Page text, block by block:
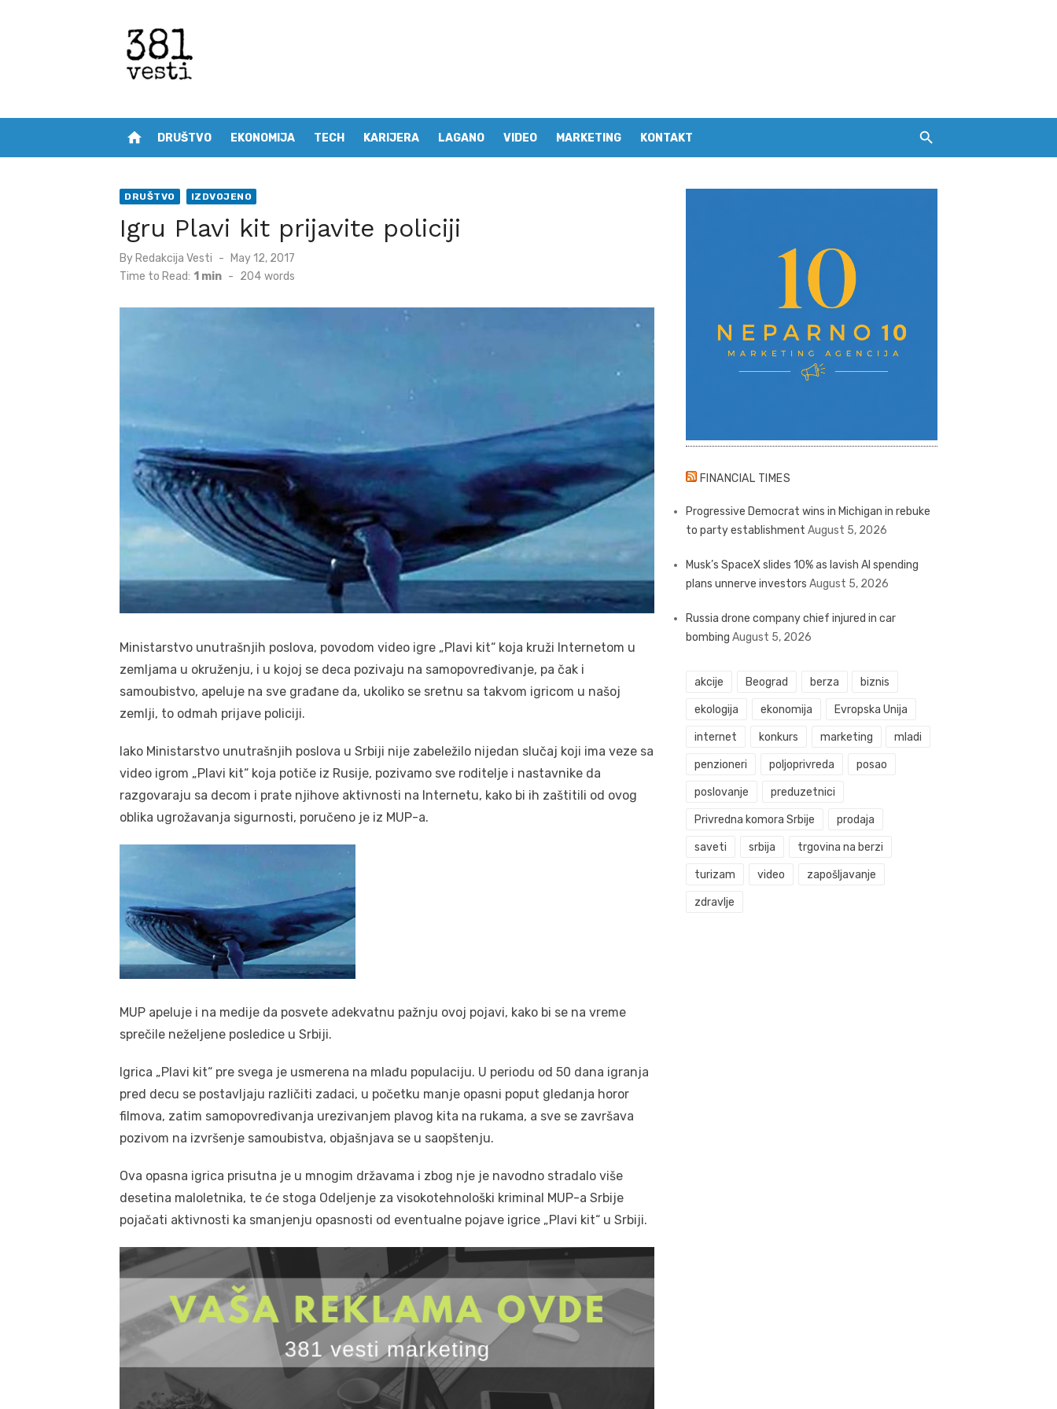
home DRUŠTVO EKONOMIJA TECH KARIJERA LAGANO VIDEO MARKETING KONTAKT
DRUŠTVO IZDVOJENO
Igru Plavi kit prijavite policiji
By Redakcija Vesti
Posted
on
May 12, 2017
Time to Read: 1 min - 204 words
Ministarstvo unutrašnjih poslova, povodom video igre „Plavi kit“ koja kruži Internetom u
zemljama u okruženju, i u kojoj se deca pozivaju na samopovređivanje, pa čak i
samoubistvo, apeluje na sve građane da, ukoliko se sretnu sa takvom igricom u našoj
zemlji, to odmah prijave policiji.
Iako Ministarstvo unutrašnjih poslova u Srbiji nije zabeležilo nijedan slučaj koji ima veze sa
video igrom „Plavi kit“ koja potiče iz Rusije, pozivamo sve roditelje i nastavnike da
razgovaraju sa decom i prate njihove aktivnosti na Internetu, kako bi ih zaštitili od ovog
oblika ugrožavanja sigurnosti, poručeno je iz MUP-a.
MUP apeluje i na medije da posvete adekvatnu pažnju ovoj pojavi, kako bi se na vreme
sprečile neželjene posledice u Srbiji.
Igrica „Plavi kit“ pre svega je usmerena na mlađu populaciju. U periodu od 50 dana igranja
pred decu se postavljaju različiti zadaci, u početku manje opasni poput gledanja horor
filmova, zatim samopovređivanja urezivanjem plavog kita na rukama, a sve se završava
pozivom na izvršenje samoubistva, objašnjava se u saopštenju.
Ova opasna igrica prisutna je u mnogim državama i zbog nje je navodno stradalo više
desetina maloletnika, te će stoga Odeljenje za visokotehnološki kriminal MUP-a Srbije
pojačati aktivnosti ka smanjenju opasnosti od eventualne pojave igrice „Plavi kit“ u Srbiji.
FINANCIAL TIMES
Progressive Democrat wins in Michigan in rebuke
to party establishment August 5, 2026
Musk’s SpaceX slides 10% as lavish AI spending
plans unnerve investors August 5, 2026
Russia drone company chief injured in car
bombing August 5, 2026
akcije Beograd berza biznis
ekologija ekonomija Evropska Unija
internet konkurs marketing mladi
penzioneri poljoprivreda posao
poslovanje preduzetnici
Privredna komora Srbije prodaja
saveti srbija trgovina na berzi
turizam video zapošljavanje
zdravlje